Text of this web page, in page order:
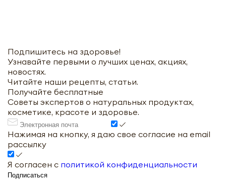
Подпишитесь на здоровье!
Узнавайте первыми о лучших ценах, акциях,
новостях.
Читайте наши рецепты, статьи.
Получайте бесплатные
Советы экспертов о натуральных продуктах,
косметике, красоте и здоровье.
Нажимая на кнопку, я даю свое согласие на email
рассылку
Я согласен с политикой конфиденциальности
Подписаться